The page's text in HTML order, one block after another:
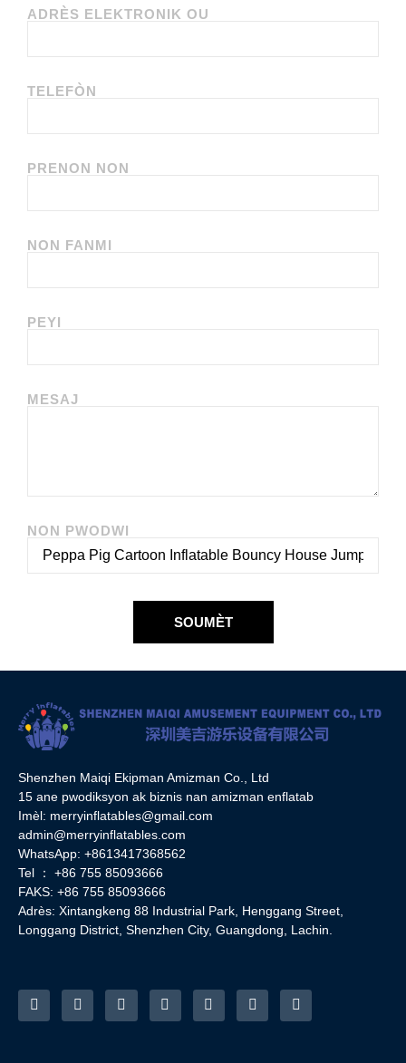
ADRÈS ELEKTRONIK OU
TELEFÒN
PRENON NON
NON FANMI
PEYI
MESAJ
NON PWODWI
SOUMÈT
Shenzhen Maiqi Ekipman Amizman Co., Ltd
15 ane pwodiksyon ak biznis nan amizman enflatab
Imèl: merryinflatables@gmail.com
admin@merryinflatables.com
WhatsApp: +8613417368562
Tel ： +86 755 85093666
FAKS: +86 755 85093666
Adrès: Xintangkeng 88 Industrial Park, Henggang Street,
Longgang District, Shenzhen City, Guangdong, Lachin.